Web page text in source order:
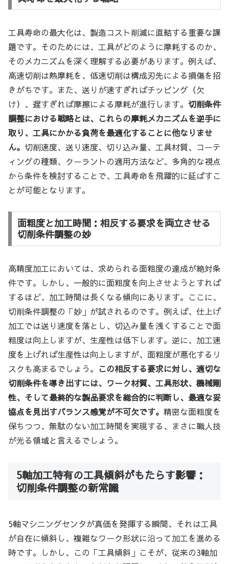
工具寿命の最大化は、製造コスト削減に直結する重要な課
題です。そのためには、工具がどのように摩耗するのか、
そのメカニズムを深く理解する必要があります。例えば、
高速切削は熱摩耗を、低速切削は構成刃先による損傷を招
きがちです。また、送りが速すぎればチッピング（欠
け）、遅すぎれば摩擦による摩耗が進行します。 切削条件
調整における戦略とは、これらの摩耗メカニズムを逆手に
取り、工具にかかる負荷を最適化することに他なりませ
ん。 切削速度、送り速度、切り込み量、工具材質、コーテ
ィングの種類、クーラントの適用方法など、多角的な視点
から条件を検討することで、工具寿命を飛躍的に延ばすこ
とが可能となります。
面粗度と加工時間：相反する要求を両立させる
切削条件調整の妙
高精度加工においては、求められる面粗度の達成が絶対条
件です。しかし、一般的に面粗度を向上させようとすれば
するほど、加工時間は長くなる傾向にあります。ここに、
切削条件調整の「妙」が試されるのです。例えば、仕上げ
加工では送り速度を落とし、切込み量を浅くすることで面
粗度は向上しますが、生産性は低下します。逆に、加工速
度を上げれば生産性は向上しますが、面粗度が悪化するリ
スクも高まるでしょう。 この相反する要求に対し、適切な
切削条件を導き出すには、ワーク材質、工具形状、機械剛
性、そして最終的な製品要求を総合的に判断し、最適な妥
協点を見出すバランス感覚が不可欠です。 精密な面粗度を
保ちつつ、無駄のない加工時間を実現する、まさに職人技
が光る領域と言えるでしょう。
5軸加工特有の工具傾斜がもたらす影響：
切削条件調整の新常識
5軸マシニングセンタが真価を発揮する瞬間、それは工具
が自在に傾斜し、複雑なワーク形状に沿って加工を進める
時です。しかし、この「工具傾斜」こそが、従来の3軸加